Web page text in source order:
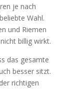
je nach
Wahl.
und Riemen
billig wirkt.
das gesamte
besser sitzt.
richtigen